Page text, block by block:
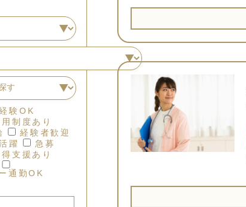
験OK
制度あり
経験者歓迎
躍
急募
支援あり
通勤OK